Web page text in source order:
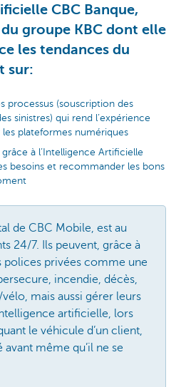
CBC Banque,
groupe KBC dont elle
les tendances du
sur:
processus (souscription des
sinistres) qui rend l’expérience
plateformes numériques
grâce à l’Intelligence Artificielle
besoins et recommander les bons
de CBC Mobile, est au
24/7. Ils peuvent, grâce à
polices privées comme une
incendie, décès,
mais aussi gérer leurs
artificielle, lors
le véhicule d’un client,
avant même qu’il ne se